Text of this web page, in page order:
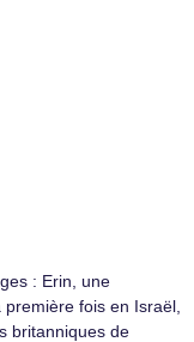
: Erin, une
fois en Israël,
britanniques de